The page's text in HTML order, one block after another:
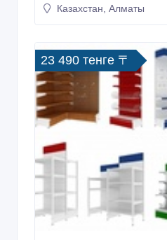
Казахстан, Алматы
23 490 тенге 〒